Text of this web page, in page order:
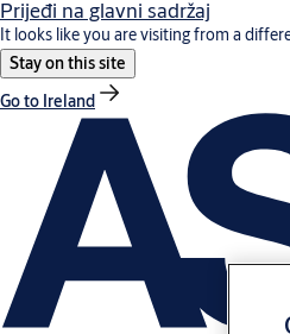
Prijeđi na glavni sadržaj
It looks like you are visiting from a
Stay on this site
Go to Ireland